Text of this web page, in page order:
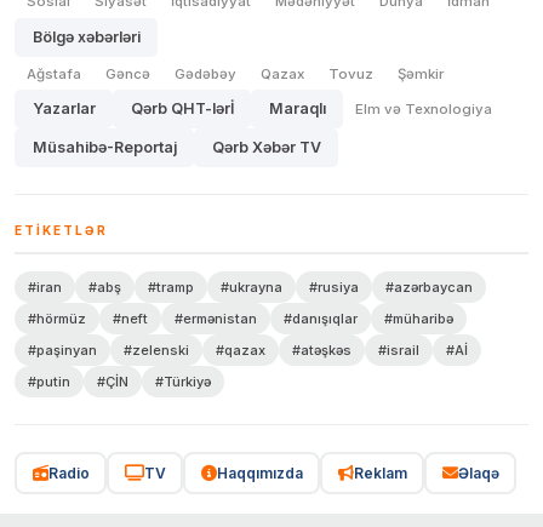
Bölgə xəbərləri
Ağstafa Gəncə Gədəbəy Qazax Tovuz Şəmkir
Yazarlar Qərb QHT-lərİ Maraqlı Elm və Texnologiya
Müsahibə-Reportaj Qərb Xəbər TV
ETIKETLƏR
#iran #abş #tramp #ukrayna #rusiya
#azərbaycan
#hörmüz
#neft #ermənistan #danışıqlar
#müharibə
#paşinyan
#zelenski #qazax #atəşkəs #israil
#Aİ
#putin
#ÇİN #Türkiyə
Radio TV Haqqımızda Reklam Əlaqə